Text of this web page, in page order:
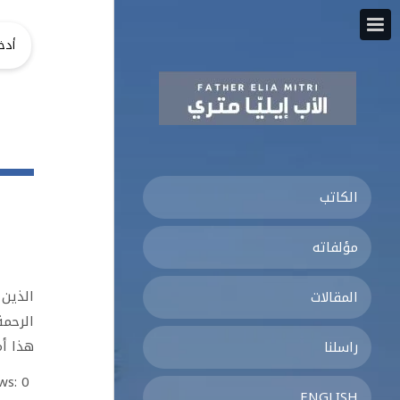
الكاتب
مؤلفاته
المقالات
راسلنا
هذا
0